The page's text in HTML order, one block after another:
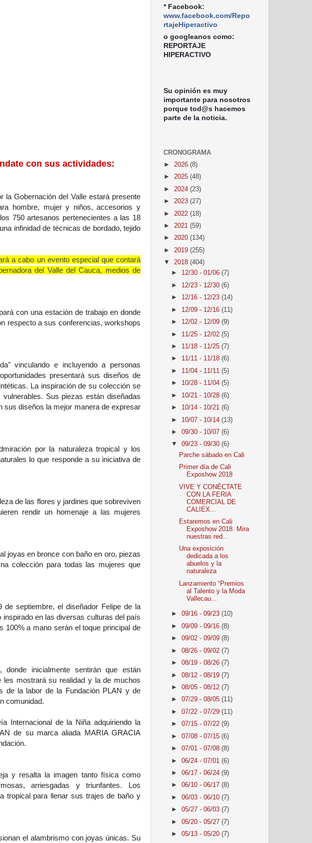
con sus actividades:
la Gobernación del Valle estará presente
hombre, mujer y niños, accesorios y
750 artesanos pertenecientes a las 18
infinidad de técnicas de bordado, tejido
a cabo un evento especial que contará
del Valle del Cauca, medios de
con una estación de trabajo en donde
respecto a sus conferencias, workshops
vinculando e incluyendo a personas
presentará sus diseños de
La inspiración de su colección se
Sus piezas están diseñadas
sus diseños la mejor manera de expresar
por la naturaleza tropical y los
lo que responde a su iniciativa de
de las flores y jardines que sobreviven
rendir un homenaje a las mujeres
joyas en bronce con baño en oro, piezas
colección para todas las mujeres que
septiembre, el diseñador Felipe de la
en las diversas culturas del país
a mano serán el toque principal de
inicialmente sentirán que están
les mostrará su realidad y la de muchos
de la labor de la Fundación PLAN y de
comunidad.
Internacional de la Niña adquiriendo la
de su marca aliada MARIA GRACIA
y resalta la imagen tanto física como
arriesgadas y triunfantes. Los
tropical para llenar sus trajes de baño y
el alambrismo con joyas únicas. Su
* Facebook:
www.facebook.com/Repo
rtajeHiperactivo
o googleanos como:
REPORTAJE
HIPERACTIVO
Su opinión es muy
importante para nosotros
porque tod@s hacemos
parte de la noticia.
CRONOGRAMA
► 2026 (8)
► 2025 (48)
► 2024 (23)
► 2023 (27)
► 2022 (18)
► 2021 (59)
► 2020 (134)
► 2019 (255)
▼ 2018 (404)
► 12/30 - 01/06(7)
► 12/23 - 12/30(6)
► 12/16 - 12/23(14)
► 12/09 - 12/16(11)
► 12/02 - 12/09(9)
► 11/25 - 12/02(5)
► 11/18 - 11/25(7)
► 11/11 - 11/18(6)
► 11/04 - 11/11(5)
► 10/28 - 11/04(5)
► 10/21 - 10/28(6)
► 10/14 - 10/21(6)
► 10/07 - 10/14(13)
►09/30 - 10/07(6)
▼09/23 - 09/30(6)
Parche sábado en Cali
Primer día de Cali
Exposhow 2018
VIVE Y CONÉCTATE
CON LA FERIA
COMERCIAL DE
CALIEX...
Estaremos en Cali
Exposhow 2018. Mira
nuestras red...
Una exposición
dedicada a los
abuelos y la
naturaleza
Lanzamiento “Premios
al Talento y la Moda
Vallecau...
►09/16 - 09/23(10)
►09/09 - 09/16(8)
►09/02 - 09/09(8)
►08/26 - 09/02(7)
►08/19 - 08/26(7)
►08/12 - 08/19(7)
►08/05 - 08/12(7)
►07/29 - 08/05(11)
►07/22 - 07/29(11)
►07/15 - 07/22(9)
►07/08 - 07/15(6)
►07/01 - 07/08(8)
►06/24 - 07/01(6)
►06/17 - 06/24(9)
►06/10 - 06/17(8)
►06/03 - 06/10(7)
►05/27 - 06/03(7)
►05/20 - 05/27(7)
►05/13 - 05/20(7)